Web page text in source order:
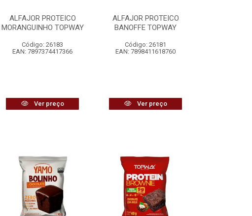
ALFAJOR PROTEICO
MORANGUINHO TOPWAY
Código: 26183
EAN: 7897374417366
Ver preço
ALFAJOR PROTEICO
BANOFFE TOPWAY
Código: 26181
EAN: 7898411618760
Ver preço